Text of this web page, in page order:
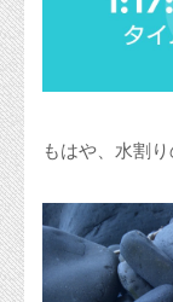
もはや、水割